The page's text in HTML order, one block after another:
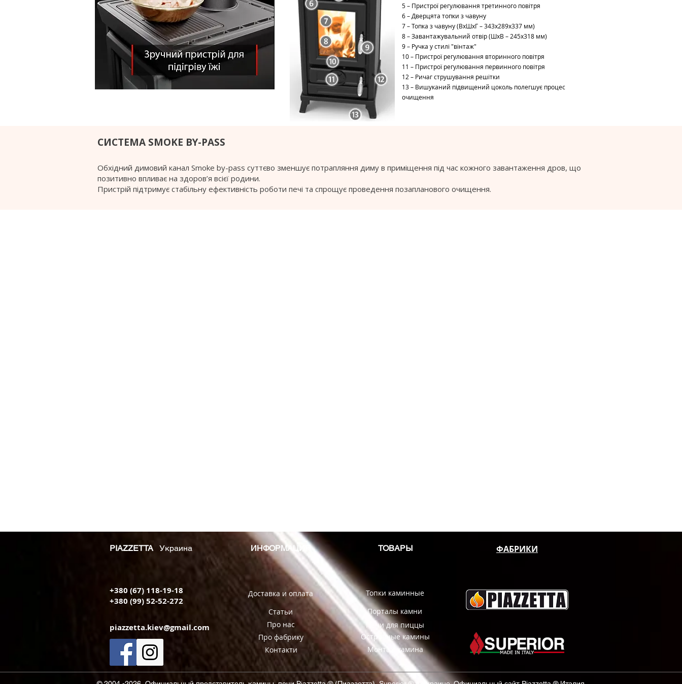
5 – Пристрої регулювання третинного повітря
6 – Дверцята топки з чавуну
7 – Топка з чавуну (ВхШхГ – 343x289x337 мм)
8 – Завантажувальний отвір (ШхВ – 245x318 мм)
9 – Ручка у стилі "вінтаж"
10 – Пристрої регулювання вторинного повітря
11 – Пристрої регулювання первинного повітря
12 – Ричаг струшування решітки
13 – Вишуканий підвищений цоколь полегшує процес
очищення
СИСТЕМА SMOKE BY-PASS
Обхідний димовий канал Smoke by-pass суттєво зменшує потрапляння диму в приміщення під час кожного завантаження дров, що
позитивно впливає на здоров’я всієї родини.
Пристрій підтримує стабільну ефективність роботи печі та спрощує проведення позапланового очищення.
PIAZZETTA Украина ИНФОРМАЦИЯ ТОВАРЫ ФАБРИКИ
+380 (67) 118-19-18
+380 (99) 52-52-272
Доставка и оплата
Статьи
piazzetta.kiev@gmail.com
Про нас
Про фабрику
Контакти
Топки каминные
Порталы камни
Печи для пиццы
Островные камины
Монтаж камина